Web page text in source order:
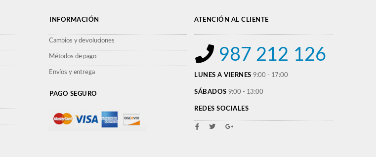
INFORMACIÓN
Cambios y devoluciones
Métodos de pago
Envíos y entrega
PAGO SEGURO
ATENCIÓN AL CLIENTE
987 212 126
LUNES A VIERNES 9:00 - 17:00
SÁBADOS 9:00 - 13:00
REDES SOCIALES